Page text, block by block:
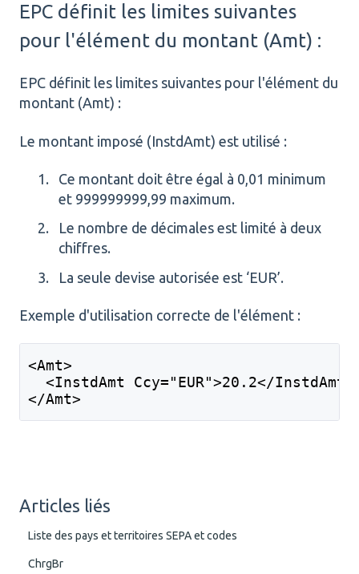
EPC définit les limites suivantes
pour l'élément du montant (Amt) :
EPC définit les limites suivantes pour l'élément du
montant (Amt) :
Le montant imposé (InstdAmt) est utilisé :
Ce montant doit être égal à 0,01 minimum
et 999999999,99 maximum.
Le nombre de décimales est limité à deux
chiffres.
La seule devise autorisée est ‘EUR’.
Exemple d'utilisation correcte de l'élément :
<Amt>
<InstdAmt Ccy="EUR">20.2</
</Amt>
Articles liés
Liste des pays et territoires SEPA et codes
ChrgBr